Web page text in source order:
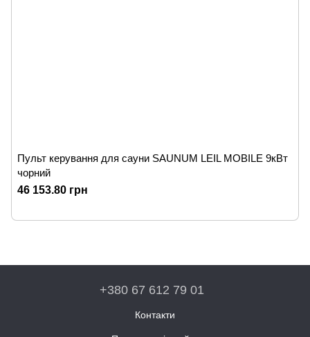
Пульт керування для сауни SAUNUM LEIL MOBILE 9кВт
чорний
46 153.80 грн
+380 67 612 79 01
Контакти